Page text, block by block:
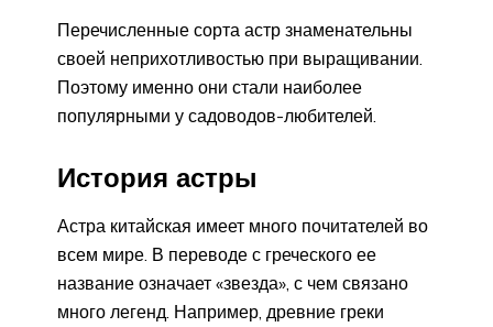
Перечисленные сорта астр знаменательны
своей неприхотливостью при выращивании.
Поэтому именно они стали наиболее
популярными у садоводов-любителей.
История астры
Астра китайская имеет много почитателей во
всем мире. В переводе с греческого ее
название означает «звезда», с чем связано
много легенд. Например, древние греки